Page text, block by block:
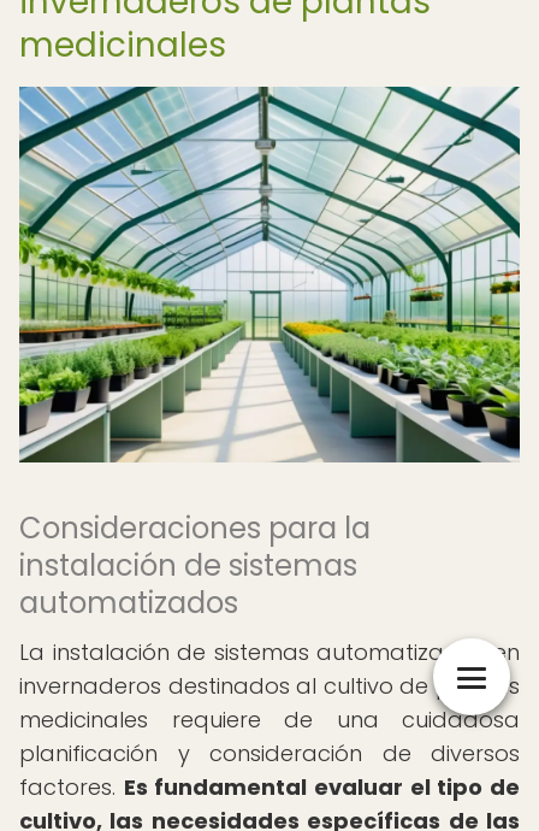
medicinales
Consideraciones para la
instalación de sistemas
automatizados
La instalación de sistemas automatizados en
invernaderos destinados al cultivo de plantas
medicinales requiere de una cuidadosa
planificación y consideración de diversos
factores. Es fundamental evaluar el tipo de
cultivo, las necesidades específicas de las